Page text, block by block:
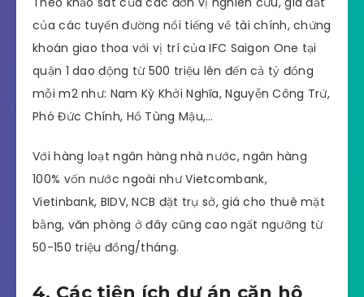
của các tuyến đường nổi tiếng về tài chính, chứng
khoán giao thoa với vị trí của IFC Saigon One tại
quận 1 dao động từ 500 triệu lên đến cả tỷ đồng
mỗi m2 như: Nam Kỳ Khởi Nghĩa, Nguyễn Công Trứ,
Phó Đức Chính, Hồ Tùng Mậu,…
Với hàng loạt ngân hàng nhà nước, ngân hàng
100% vốn nước ngoài như Vietcombank,
Vietinbank, BIDV, NCB đặt trụ sở, giá cho thuê mặt
bằng, văn phòng ở đây cũng cao ngất ngưỡng từ
50-150 triệu đồng/tháng.